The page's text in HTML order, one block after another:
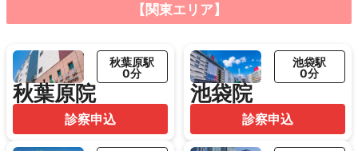
【関東エリア】
秋葉原院
秋葉原駅
0分
診察申込
池袋院
池袋駅
0分
診察申込